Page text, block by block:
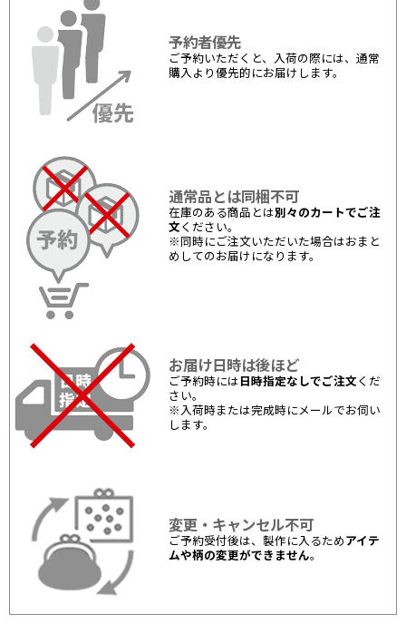
予約者優先
ご予約いただくと、入荷の際には、通常
購入より優先的にお届けします。
通常品とは同梱不可
在庫のある商品とは別々のカートでご注
文 ください。
※同時にご注文いただいた場合はおまと
めしてのお届けになります。
お届け日時は後ほど
ご予約時には 日時指定なしでご注文 くだ
さい。
※入荷時または完成時にメールでお伺い
します。
変更・キャンセル不可
ご予約受付後は、製作に入るため アイテ
ムや柄の変更ができません。